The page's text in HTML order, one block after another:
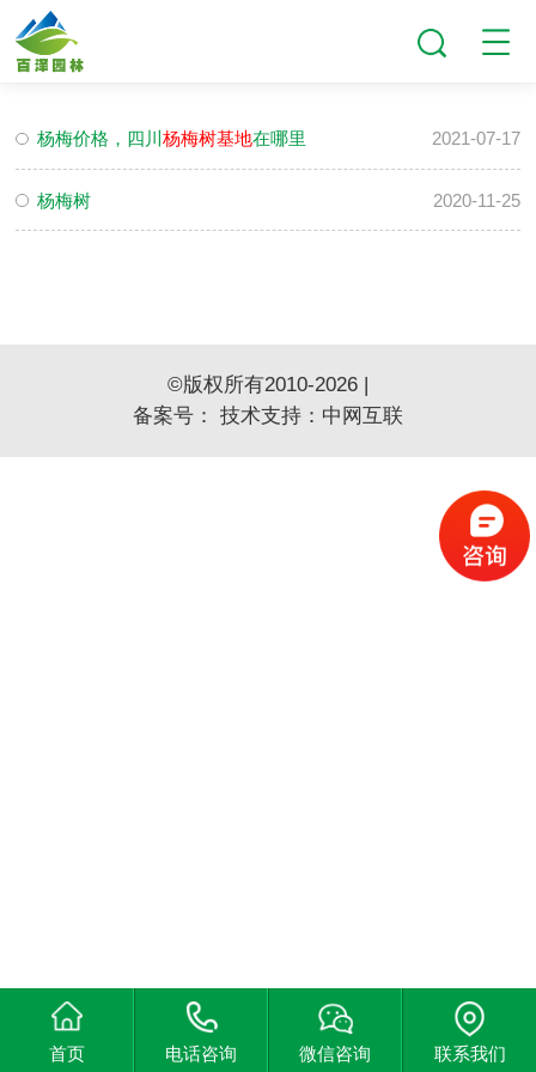
杨梅价格，四川 杨梅树基地在哪里 2021-07-17
杨梅树 2020-11-25
©版权所有2010-2026 |
备案号：
技术支持： 中网互联
首页 电话咨询 微信咨询 联系我们